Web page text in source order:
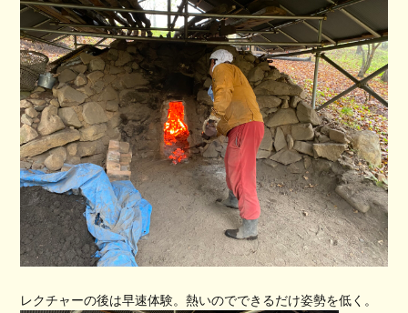
レクチャーの後は早速体験。熱いのでできるだけ姿勢を低く。